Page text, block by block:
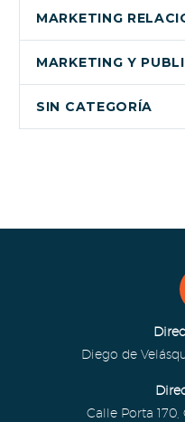
MARKETING
MARKETING Y
SIN CATEGORÍA
Diego de
Calle Porta 170,